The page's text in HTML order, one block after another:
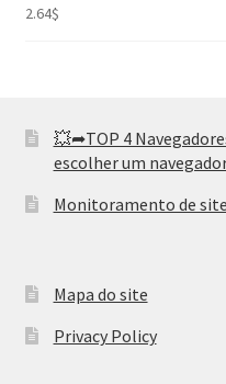
2.64$
💥➦TOP 4
escolher um
Monitoramento de
Mapa do site
Privacy Policy